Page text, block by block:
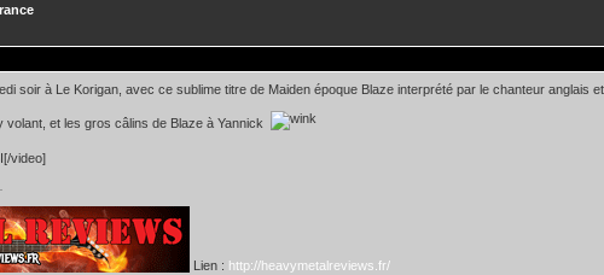
soir à Le Korigan, avec ce sublime titre de Maiden époque Blaze interprété par le chanteur anglais
et les gros câlins de Blaze à Yannick
video]
Lien : http://heavymetalreviews.fr/